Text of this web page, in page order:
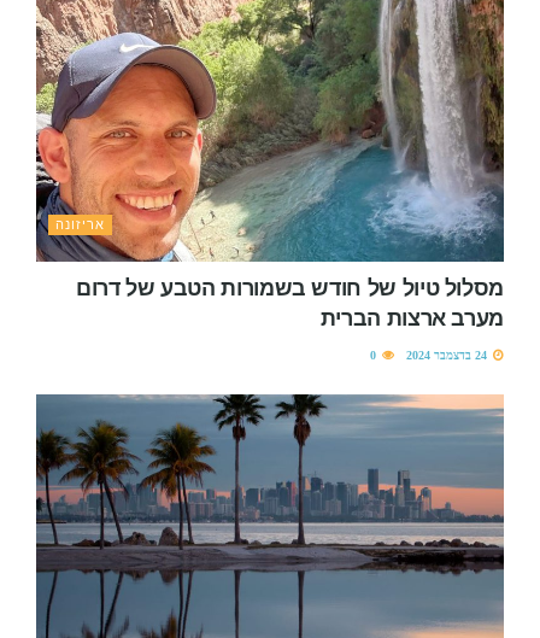
אריזונה
מסלול טיול של חודש בשמורות הטבע של דרום
מערב ארצות הברית